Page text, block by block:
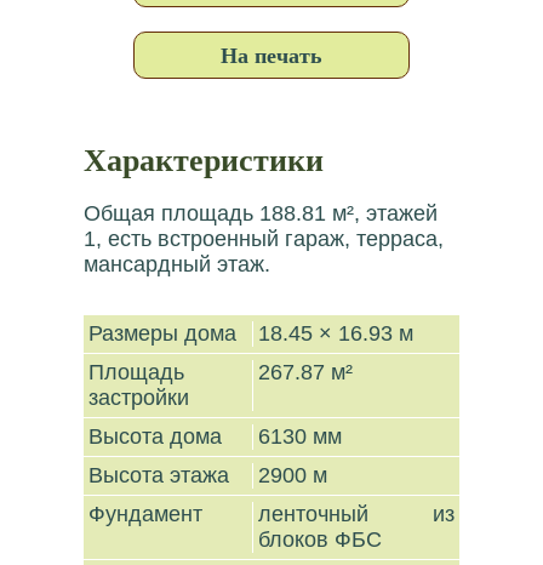
На печать
Характеристики
Общая площадь 188.81 м², этажей
1, есть встроенный гараж, терраса,
мансардный этаж.
Размеры дома
18.45 × 16.93 м
Площадь
застройки
267.87 м²
Высота дома
6130 мм
Высота этажа
2900 м
Фундамент
ленточный из
блоков ФБС